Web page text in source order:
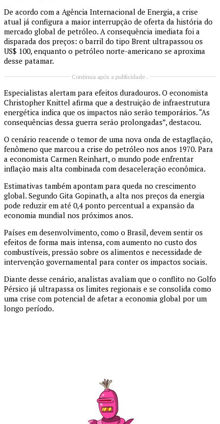
De acordo com a Agência Internacional de Energia, a crise
atual já configura a maior interrupção de oferta da história do
mercado global de petróleo. A consequência imediata foi a
disparada dos preços: o barril do tipo Brent ultrapassou os
US$ 100, enquanto o petróleo norte-americano se aproxima
desse patamar.
Continua após a publicidade..
Especialistas alertam para efeitos duradouros. O economista
Christopher Knittel afirma que a destruição de infraestrutura
energética indica que os impactos não serão temporários. “As
consequências dessa guerra serão prolongadas”, destacou.
O cenário reacende o temor de uma nova onda de estagflação,
fenômeno que marcou a crise do petróleo nos anos 1970. Para
a economista Carmen Reinhart, o mundo pode enfrentar
inflação mais alta combinada com desaceleração econômica.
Estimativas também apontam para queda no crescimento
global. Segundo Gita Gopinath, a alta nos preços da energia
pode reduzir em até 0,4 ponto percentual a expansão da
economia mundial nos próximos anos.
Países em desenvolvimento, como o Brasil, devem sentir os
efeitos de forma mais intensa, com aumento no custo dos
combustíveis, pressão sobre os alimentos e necessidade de
intervenção governamental para conter os impactos sociais.
Diante desse cenário, analistas avaliam que o conflito no Golfo
Pérsico já ultrapassa os limites regionais e se consolida como
uma crise com potencial de afetar a economia global por um
longo período.